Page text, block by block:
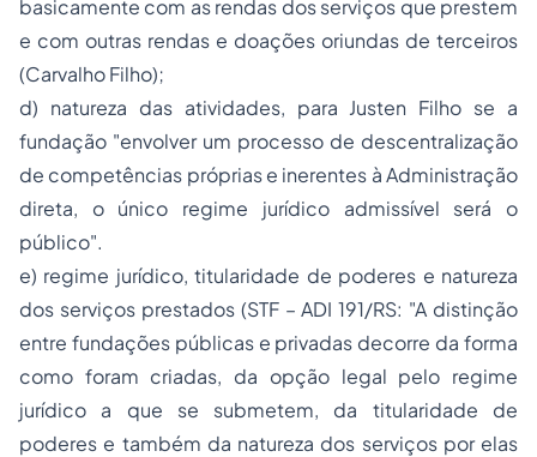
basicamente com as rendas dos serviços que prestem
e com outras rendas e doações oriundas de terceiros
(Carvalho Filho);
d) natureza das atividades, para Justen Filho se a
fundação "envolver um processo de descentralização
de competências próprias e inerentes à Administração
direta, o único regime jurídico admissível será o
público".
e) regime jurídico, titularidade de poderes e natureza
dos serviços prestados (STF – ADI 191/RS: "A distinção
entre fundações públicas e privadas decorre da forma
como foram criadas, da opção legal pelo regime
jurídico a que se submetem, da titularidade de
poderes e também da natureza dos serviços por elas